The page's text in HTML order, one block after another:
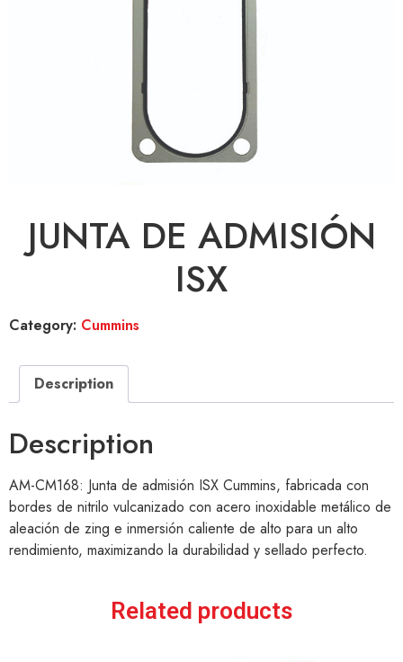
JUNTA DE ADMISIÓN
ISX
Category: Cummins
Description
Description
AM-CM168: Junta de admisión ISX Cummins, fabricada con
bordes de nitrilo vulcanizado con acero inoxidable metálico de
aleación de zing e inmersión caliente de alto para un alto
rendimiento, maximizando la durabilidad y sellado perfecto.
Related products